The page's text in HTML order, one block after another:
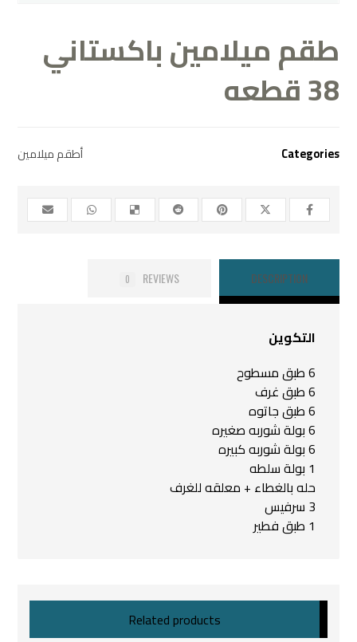
طقم ميلامين باكستاني
38 قطعه
Categories أطقم ميلامين
DESCRIPTION
REVIEWS
0
التكوين
6 طبق مسطوح
6 طبق غرف
6 طبق جاتوه
6 بولة شوربه صغيره
6 بولة شوربه كبيره
1 بولة سلطه
حله بالغطاء + معلقه للغرف
3 سرفيس
1 طبق فطير
Related products